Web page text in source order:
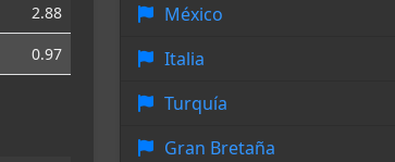
2.88
0.97
México
Italia
Turquía
Gran Bretaña